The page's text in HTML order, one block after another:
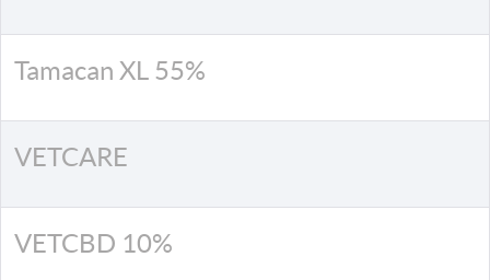
Tamacan XL 55%
VETCARE
VETCBD 10%